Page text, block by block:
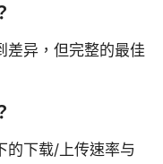
差异，但完整的最佳
的下载/上传速率与